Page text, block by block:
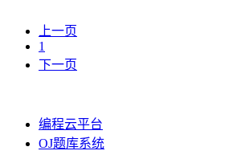
上一页
1
下一页
编程云平台
OJ题库系统